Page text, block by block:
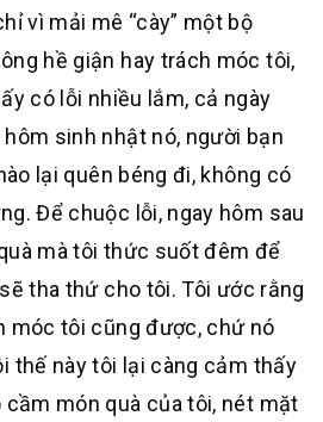
vì mải mê “cày” một bộ
hề giận hay trách móc tôi,
có lỗi nhiều lắm, cả ngày
sinh nhật nó, người bạn
lại quên béng đi, không có
Để chuộc lỗi, ngay hôm sau
mà tôi thức suốt đêm để
tha thứ cho tôi. Tôi ước rằng
móc tôi cũng được, chứ nó
thế này tôi lại càng cảm thấy
món quà của tôi, nét mặt